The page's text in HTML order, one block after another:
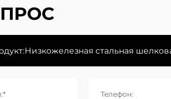
Телефон: